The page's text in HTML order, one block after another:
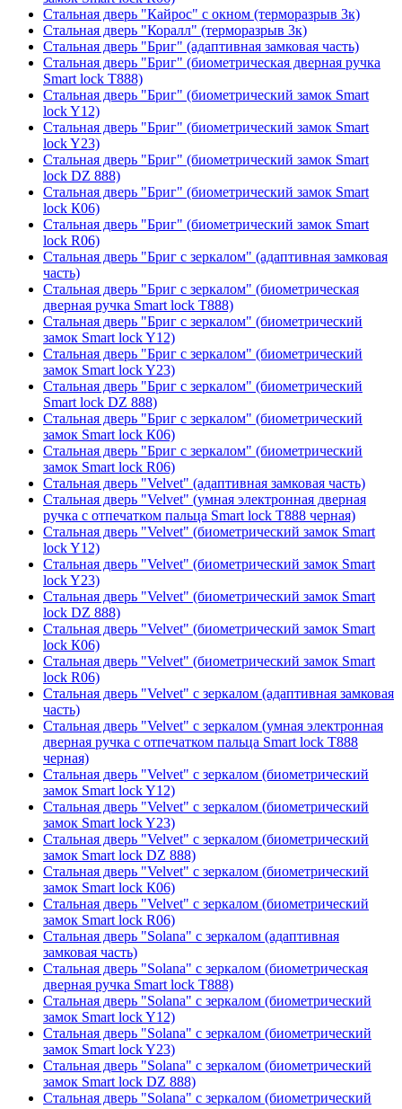
Стальная дверь "Кайрос" с окном (терморазрыв 3к)
Стальная дверь "Коралл" (терморазрыв 3к)
Стальная дверь "Бриг" (адаптивная замковая часть)
Стальная дверь "Бриг" (биометрическая дверная ручка
Smart lock T888)
Стальная дверь "Бриг" (биометрический замок Smart
lock Y12)
Стальная дверь "Бриг" (биометрический замок Smart
lock Y23)
Стальная дверь "Бриг" (биометрический замок Smart
lock DZ 888)
Стальная дверь "Бриг" (биометрический замок Smart
lock К06)
Стальная дверь "Бриг" (биометрический замок Smart
lock R06)
Стальная дверь "Бриг с зеркалом" (адаптивная замковая
часть)
Стальная дверь "Бриг с зеркалом" (биометрическая
дверная ручка Smart lock T888)
Стальная дверь "Бриг с зеркалом" (биометрический
замок Smart lock Y12)
Стальная дверь "Бриг с зеркалом" (биометрический
замок Smart lock Y23)
Стальная дверь "Бриг с зеркалом" (биометрический
Smart lock DZ 888)
Стальная дверь "Бриг с зеркалом" (биометрический
замок Smart lock К06)
Стальная дверь "Бриг с зеркалом" (биометрический
замок Smart lock R06)
Стальная дверь "Velvet" (адаптивная замковая часть)
Стальная дверь "Velvet" (умная электронная дверная
ручка с отпечатком пальца Smart lock T888 черная)
Стальная дверь "Velvet" (биометрический замок Smart
lock Y12)
Стальная дверь "Velvet" (биометрический замок Smart
lock Y23)
Стальная дверь "Velvet" (биометрический замок Smart
lock DZ 888)
Стальная дверь "Velvet" (биометрический замок Smart
lock К06)
Стальная дверь "Velvet" (биометрический замок Smart
lock R06)
Стальная дверь "Velvet" с зеркалом (адаптивная замковая
часть)
Стальная дверь "Velvet" с зеркалом (умная электронная
дверная ручка с отпечатком пальца Smart lock T888
черная)
Стальная дверь "Velvet" с зеркалом (биометрический
замок Smart lock Y12)
Стальная дверь "Velvet" с зеркалом (биометрический
замок Smart lock Y23)
Стальная дверь "Velvet" с зеркалом (биометрический
замок Smart lock DZ 888)
Стальная дверь "Velvet" с зеркалом (биометрический
замок Smart lock К06)
Стальная дверь "Velvet" с зеркалом (биометрический
замок Smart lock R06)
Стальная дверь "Solana" с зеркалом (адаптивная
замковая часть)
Стальная дверь "Solana" с зеркалом (биометрическая
дверная ручка Smart lock T888)
Стальная дверь "Solana" с зеркалом (биометрический
замок Smart lock Y12)
Стальная дверь "Solana" с зеркалом (биометрический
замок Smart lock Y23)
Стальная дверь "Solana" с зеркалом (биометрический
замок Smart lock DZ 888)
Стальная дверь "Solana" с зеркалом (биометрический